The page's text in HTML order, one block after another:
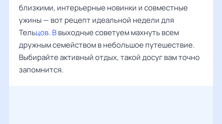
близкими, интерьерные новинки и совместные
ужины — вот рецепт идеальной недели для
Тельцов. Ввыходные советуем махнуть всем
дружным семейством в небольшое путешествие.
Выбирайте активный отдых, такой досуг вам точно
запомнится.